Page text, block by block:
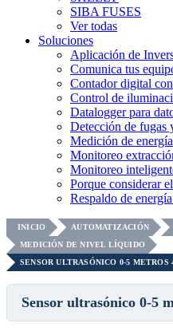
SIBA FUSES
Ver todas
Soluciones
Aplicación de
Comunica tus
Contador digital
Control de
Datalogger para
Detección de fugas
Medición de
Monitoreo
Monitoreo
Porque considerar
Respaldo de
INICIO AUTOMATIZACIÓN
MEDICIÓN DE NIVEL LÍQUIDO
SENSOR ULTRASÓNICO 0-5 METROS
Sensor ultrasónico 0-5